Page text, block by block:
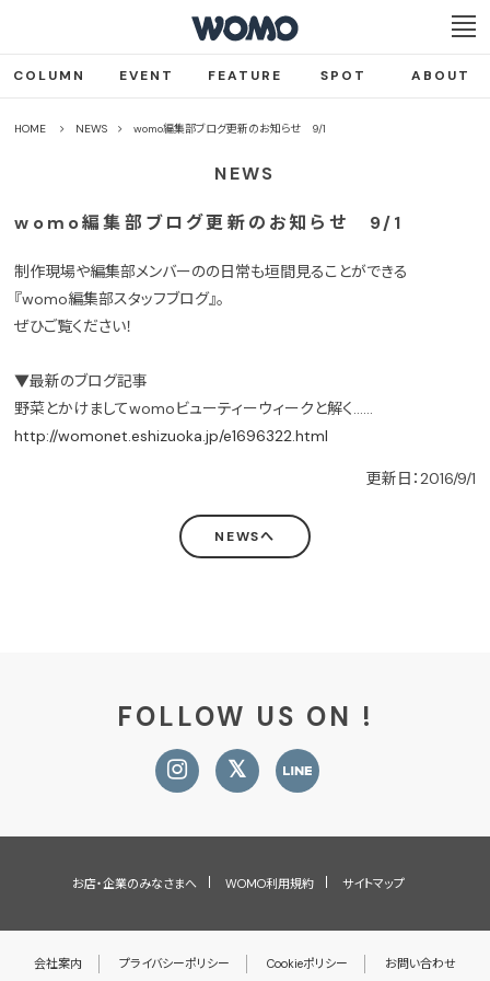
COLUMN EVENT FEATURE SPOT ABOUT
HOME NEWS womo編集部ブログ更新のお知らせ 9/1
NEWS
womo編集部ブログ更新のお知らせ 9/1
制作現場や編集部メンバーのの日常も垣間見ることができる
『womo編集部スタッフブログ』。
ぜひご覧ください！
▼最新のブログ記事
野菜とかけましてwomoビューティーウィークと解く……
http://womonet.eshizuoka.jp/e1696322.html
更新日：2016/9/1
NEWSへ
FOLLOW US ON !
お店・企業のみなさまへ WOMO利用規約 サイトマップ
会社案内 プライバシーポリシー Cookieポリシー お問い合わせ